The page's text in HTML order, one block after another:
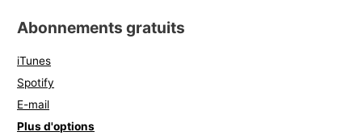
Abonnements gratuits
iTunes
Spotify
E-mail
Plus d'options